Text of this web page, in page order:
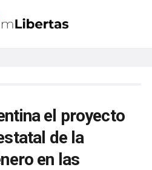
el proyecto
de la
en las